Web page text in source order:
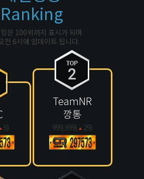
Ranking
은 100위까지 표시가 되며
전 6시에 업데이트 됩니다.
5)
TeamNR
깡통
999,999( 29)